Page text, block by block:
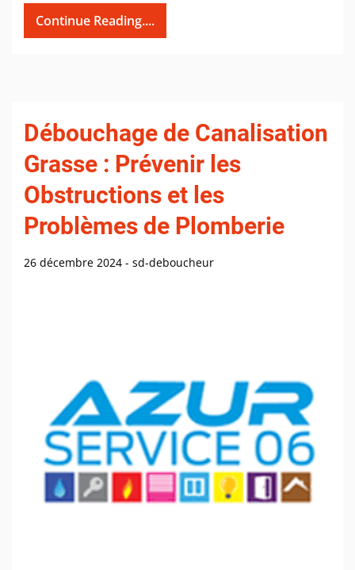
Continue Reading....
Débouchage de Canalisation
Grasse : Prévenir les
Obstructions et les
Problèmes de Plomberie
26 décembre 2024 - sd-deboucheur